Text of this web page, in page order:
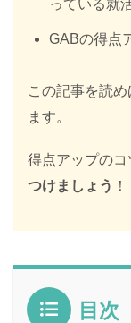
っている就
GABの得点
この記事を読め
ます。
得点アップのコ
つけましょう ！
目次